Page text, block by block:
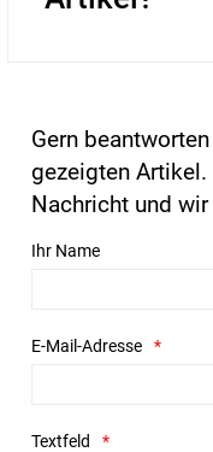
Gern
gezeigten Artikel.
Nachricht und
Ihr Name
E-Mail-Adresse
Textfeld